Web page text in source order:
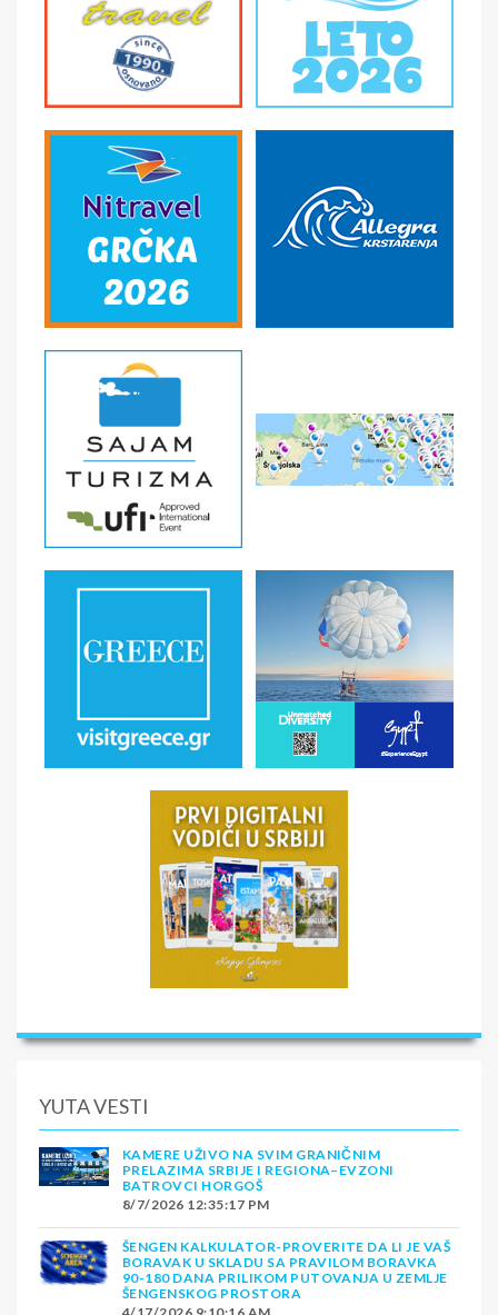
YUTA VESTI
KAMERE UŽIVO NA SVIM GRANIČNIM
PRELAZIMA SRBIJE I REGIONA–EVZONI
BATROVCI HORGOŠ
8/7/2026 12:35:17 PM
ŠENGEN KALKULATOR-PROVERITE DA LI JE VAŠ
BORAVAK U SKLADU SA PRAVILOM BORAVKA
90-180 DANA PRILIKOM PUTOVANJA U ZEMLJE
ŠENGENSKOG PROSTORA